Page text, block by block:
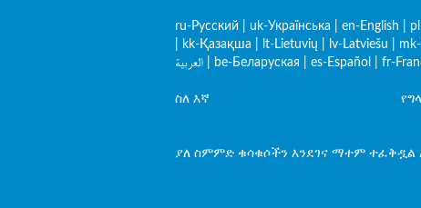
ru-Русский uk-Українська en-English
kk-Қазақша lt-Lietuvių lv-Latviešu
العربية
be-Беларуская es-Español fr-
ስለ እኛ
ያለ ስምምድ ቁሳቁሶችን እንደገና ማተም ተፈቅዷል